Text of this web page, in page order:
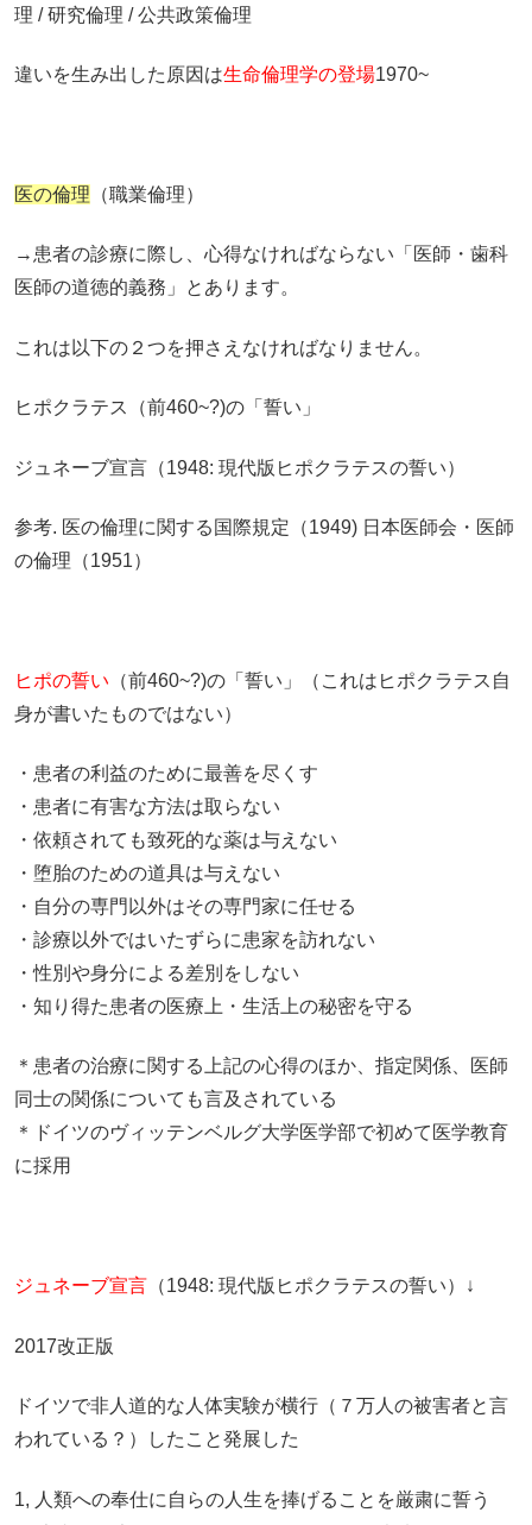
理 / 研究倫理 / 公共政策倫理
違いを生み出した原因は生命倫理学の登場1970~
医の倫理 （職業倫理）
→患者の診療に際し、心得なければならない「医師・歯科
医師の道徳的義務」とあります。
これは以下の２つを押さえなければなりません。
ヒポクラテス（前460~?)の「誓い」
ジュネーブ宣言（1948: 現代版ヒポクラテスの誓い）
参考. 医の倫理に関する国際規定（1949) 日本医師会・医師
の倫理（1951）
ヒポの誓い （前460~?)の「誓い」（これはヒポクラテス自
身が書いたものではない）
・患者の利益のために最善を尽くす
・患者に有害な方法は取らない
・依頼されても致死的な薬は与えない
・堕胎のための道具は与えない
・自分の専門以外はその専門家に任せる
・診療以外ではいたずらに患家を訪れない
・性別や身分による差別をしない
・知り得た患者の医療上・生活上の秘密を守る
＊患者の治療に関する上記の心得のほか、指定関係、医師
同士の関係についても言及されている
＊ドイツのヴィッテンベルグ大学医学部で初めて医学教育
に採用
ジュネーブ宣言 （1948: 現代版ヒポクラテスの誓い）↓
2017改正版
ドイツで非人道的な人体実験が横行（７万人の被害者と言
われている？）したこと発展した
1, 人類への奉仕に自らの人生を捧げることを厳粛に誓う